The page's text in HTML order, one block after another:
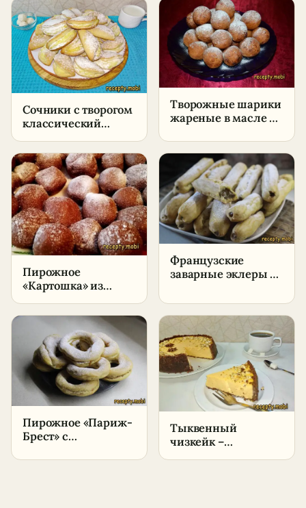
Сочники с творогом
классический
пошаговый рецепт
в домашних
условиях
Творожные шарики
жареные в масле –
пончики
Пирожное
«Картошка» из
сгущенкой
Французские
заварные эклеры с
– пошаговый
рецепт в домашних
условиях
Пирожное «Париж-
Брест» с
кремом –
Тыквенный
чизкейк –